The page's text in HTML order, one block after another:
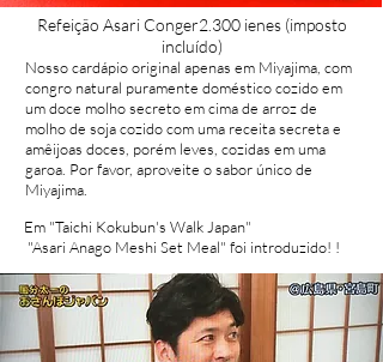
Refeição Asari Conger2.300 ienes (imposto
incluído)
Nosso cardápio original apenas em Miyajima, com
congro natural puramente doméstico cozido em
um doce molho secreto em cima de arroz de
molho de soja cozido com uma receita secreta e
amêijoas doces, porém leves, cozidas em uma
garoa. Por favor, aproveite o sabor único de
Miyajima.
Em "Taichi Kokubun's Walk Japan"
​ "Asari Anago Meshi Set Meal" foi introduzido! !